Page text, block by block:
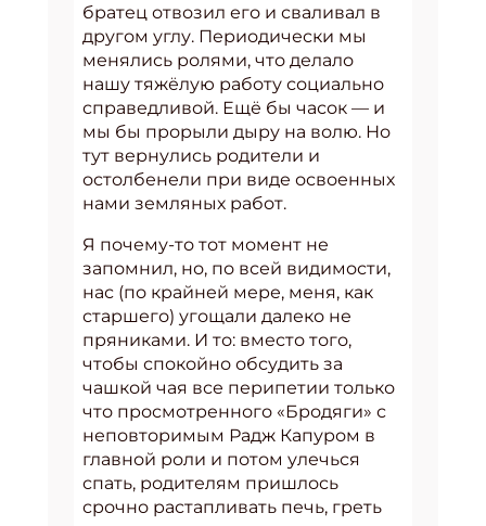
братец отвозил его и сваливал в
другом углу. Периодически мы
менялись ролями, что делало
нашу тяжёлую работу социально
справедливой. Ещё бы часок — и
мы бы прорыли дыру на волю. Но
тут вернулись родители и
остолбенели при виде освоенных
нами земляных работ.
Я почему-то тот момент не
запомнил, но, по всей видимости,
нас (по крайней мере, меня, как
старшего) угощали далеко не
пряниками. И то: вместо того,
чтобы спокойно обсудить за
чашкой чая все перипетии только
что просмотренного «Бродяги» с
неповторимым Радж Капуром в
главной роли и потом улечься
спать, родителям пришлось
срочно растапливать печь, греть